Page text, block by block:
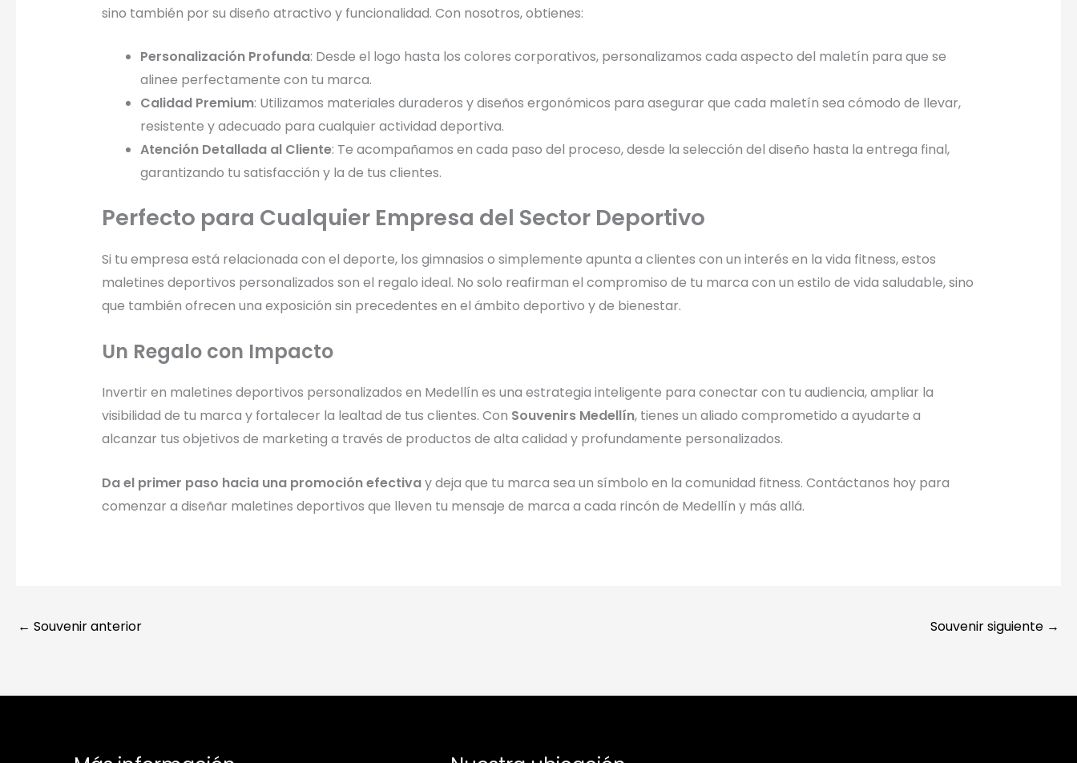
sino también por su diseño atractivo y funcionalidad. Con nosotros, obtienes:
Personalización Profunda: Desde el logo hasta los colores corporativos, personalizamos cada aspecto del maletín para que se
alinee perfectamente con tu marca.
Calidad Premium: Utilizamos materiales duraderos y diseños ergonómicos para asegurar que cada maletín sea cómodo de llevar,
resistente y adecuado para cualquier actividad deportiva.
Atención Detallada al Cliente: Te acompañamos en cada paso del proceso, desde la selección del diseño hasta la entrega final,
garantizando tu satisfacción y la de tus clientes.
Perfecto para Cualquier Empresa del Sector Deportivo
Si tu empresa está relacionada con el deporte, los gimnasios o simplemente apunta a clientes con un interés en la vida fitness, estos
maletines deportivos personalizados son el regalo ideal. No solo reafirman el compromiso de tu marca con un estilo de vida saludable, sino
que también ofrecen una exposición sin precedentes en el ámbito deportivo y de bienestar.
Un Regalo con Impacto
Invertir en maletines deportivos personalizados en Medellín es una estrategia inteligente para conectar con tu audiencia, ampliar la
visibilidad de tu marca y fortalecer la lealtad de tus clientes. Con Souvenirs Medellín, tienes un aliado comprometido a ayudarte a
alcanzar tus objetivos de marketing a través de productos de alta calidad y profundamente personalizados.
Da el primer paso hacia una promoción efectivay deja que tu marca sea un símbolo en la comunidad fitness. Contáctanos hoy para
comenzar a diseñar maletines deportivos que lleven tu mensaje de marca a cada rincón de Medellín y más allá.
← Souvenir anterior Souvenir siguiente →